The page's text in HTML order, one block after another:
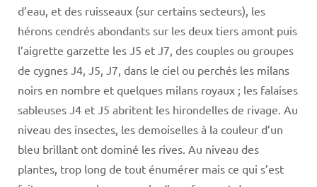
d’eau, et des ruisseaux (sur certains secteurs), les
hérons cendrés abondants sur les deux tiers amont puis
l’aigrette garzette les J5 et J7, des couples ou groupes
de cygnes J4, J5, J7, dans le ciel ou perchés les milans
noirs en nombre et quelques milans royaux ; les falaises
sableuses J4 et J5 abritent les hirondelles de rivage. Au
niveau des insectes, les demoiselles à la couleur d’un
bleu brillant ont dominé les rives. Au niveau des
plantes, trop long de tout énumérer mais ce qui s’est